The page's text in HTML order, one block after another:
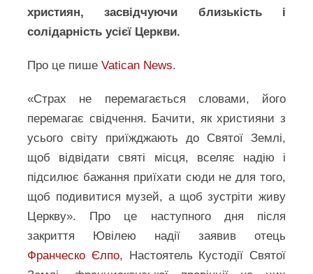
християн, засвідчуючи близькість і
солідарність усієї Церкви.
Про це пишеVatican News.
«Страх не перемагається словами, його
перемагає свідчення. Бачити, як християни з
усього світу приїжджають до Святої Землі,
щоб відвідати святі місця, вселяє надію і
підсилює бажання приїхати сюди не для того,
щоб подивитися музей, а щоб зустріти живу
Церкву». Про це наступного дня після
закриття Ювілею надії заявив отець
Франческо Єлпо, Настоятель Кустодії Святої